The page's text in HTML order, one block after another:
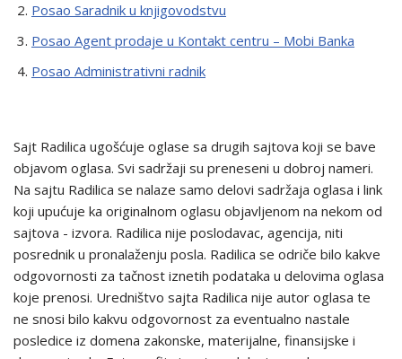
Posao Saradnik u knjigovodstvu
Posao Agent prodaje u Kontakt centru – Mobi Banka
Posao Administrativni radnik
Sajt Radilica ugošćuje oglase sa drugih sajtova koji se bave
objavom oglasa. Svi sadržaji su preneseni u dobroj nameri.
Na sajtu Radilica se nalaze samo delovi sadržaja oglasa i link
koji upućuje ka originalnom oglasu objavljenom na nekom od
sajtova - izvora. Radilica nije poslodavac, agencija, niti
posrednik u pronalaženju posla. Radilica se odriče bilo kakve
odgovornosti za tačnost iznetih podataka u delovima oglasa
koje prenosi. Uredništvo sajta Radilica nije autor oglasa te
ne snosi bilo kakvu odgovornost za eventualno nastale
posledice iz domena zakonske, materijalne, finansijske i